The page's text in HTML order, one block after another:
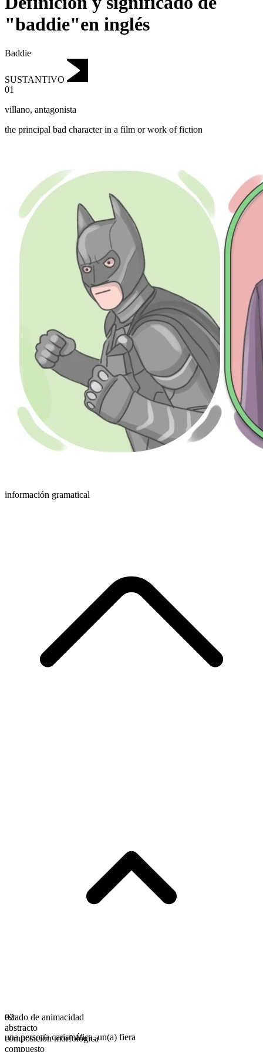
"baddie"en inglés
Baddie
SUSTANTIVO
01
villano, antagonista
the principal bad character in a film or work of fiction
información gramatical
estado de animacidad
abstracto
composición morfológica
compuesto
02
una persona carismática,un(a) fiera